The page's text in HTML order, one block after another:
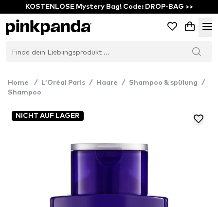
KOSTENLOSE Mystery Bag! Code: DROP-BAG >>
Home / L’Oréal Paris / Haare / Shampoo & spülung
/
Shampoo
NICHT AUF LAGER